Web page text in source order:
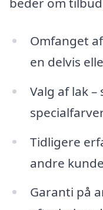
Omfanget
en delvis
Valg af lak
Tidligere
andre
Garanti på